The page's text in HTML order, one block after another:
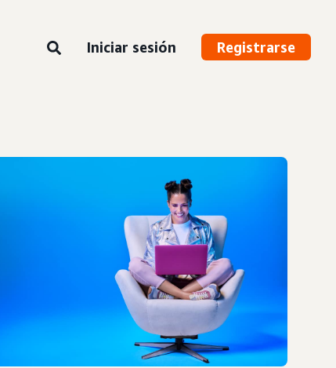
Iniciar sesión Registrarse